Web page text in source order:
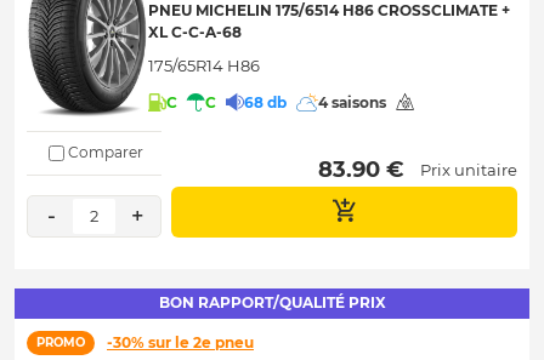
PNEU MICHELIN 175/6514 H86 CROSSCLIMATE +
XL C-C-A-68
175/65R14 H86
C C 68 db 4 saisons
Comparer
- 2 +
83.90 € Prix unitaire
BON RAPPORT/QUALITÉ PRIX
PROMO -30% sur le 2e pneu